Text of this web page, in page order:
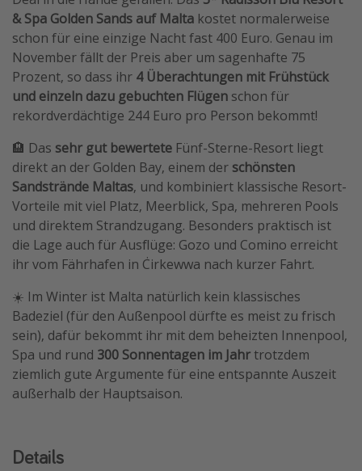
Silvesterreisen
Last Minute Urlaub Mallorca
Last Minute Urlaub Deutschland
& Spa Golden Sands auf Malta kostet normalerweise
schon für eine einzige Nacht fast 400 Euro. Genau im
November fällt der Preis aber um sagenhafte 75
Prozent, so dass ihr 4 Überachtungen mit Frühstück
und einzeln dazu gebuchten Flügen schon für
rekordverdächtige 244 Euro pro Person bekommt!
🏨 Das sehr gut bewertete Fünf-Sterne-Resort liegt
direkt an der Golden Bay, einem der schönsten
Sandstrände Maltas, und kombiniert klassische Resort-
Vorteile mit viel Platz, Meerblick, Spa, mehreren Pools
und direktem Strandzugang. Besonders praktisch ist
die Lage auch für Ausflüge: Gozo und Comino erreicht
ihr vom Fährhafen in Ċirkewwa nach kurzer Fahrt.
☀️ Im Winter ist Malta natürlich kein klassisches
Badeziel (für den Außenpool dürfte es meist zu frisch
sein), dafür bekommt ihr mit dem beheizten Innenpool,
Spa und rund 300 Sonnentagen im Jahr trotzdem
ziemlich gute Argumente für eine entspannte Auszeit
außerhalb der Hauptsaison.
Details